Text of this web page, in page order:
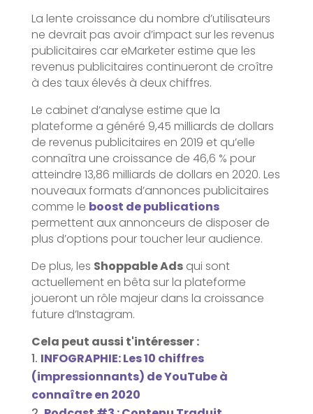
La lente croissance du nombre d’utilisateurs
ne devrait pas avoir d’impact sur les revenus
publicitaires car eMarketer estime que les
revenus publicitaires continueront de croître
à des taux élevés à deux chiffres.
Le cabinet d’analyse estime que la
plateforme a généré 9,45 milliards de dollars
de revenus publicitaires en 2019 et qu’elle
connaîtra une croissance de 46,6 % pour
atteindre 13,86 milliards de dollars en 2020. Les
nouveaux formats d’annonces publicitaires
comme le boost de publications
permettent aux annonceurs de disposer de
plus d’options pour toucher leur audience.
De plus, les Shoppable Adsqui sont
actuellement en bêta sur la plateforme
joueront un rôle majeur dans la croissance
future d’Instagram.
Cela peut aussi t'intéresser :
INFOGRAPHIE: Les 10 chiffres
(impressionnants) de YouTube à
connaître en 2020